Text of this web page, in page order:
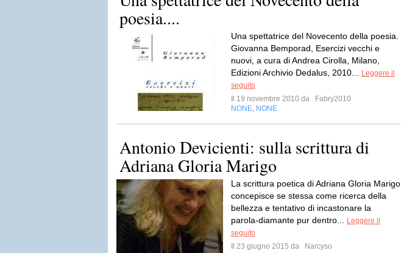
poesia....
Una spettatrice del Novecento della poesia.
Giovanna Bemporad, Esercizi vecchi e
nuovi, a cura di Andrea Cirolla, Milano,
Edizioni Archivio Dedalus, 2010...
Leggere il
seguito
Il 19 novembre 2010 da
Fabry2010
NONE NONE
Antonio Devicienti: sulla scrittura di
Adriana Gloria Marigo
La scrittura poetica di Adriana Gloria Marigo
concepisce se stessa come ricerca della
bellezza e tentativo di incastonare la
parola-diamante pur dentro...
Leggere il
seguito
Il 23 giugno 2015 da
Narcyso